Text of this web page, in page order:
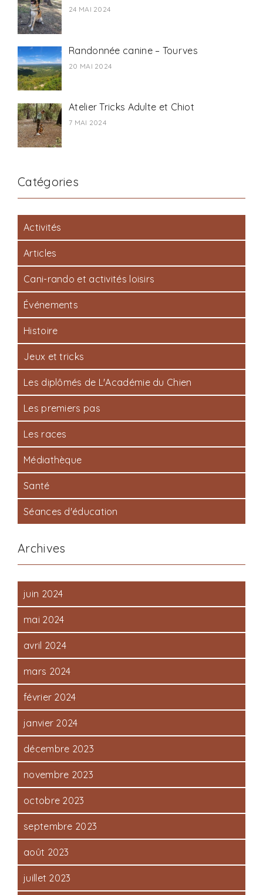
24 MAI 2024
Randonnée canine – Tourves
20 MAI 2024
Atelier Tricks Adulte et Chiot
7 MAI 2024
Catégories
Activités
Articles
Cani-rando et activités loisirs
Événements
Histoire
Jeux et tricks
Les diplômés de L'Académie du Chien
Les premiers pas
Les races
Médiathèque
Santé
Séances d'éducation
Archives
juin 2024
mai 2024
avril 2024
mars 2024
février 2024
janvier 2024
décembre 2023
novembre 2023
octobre 2023
septembre 2023
août 2023
juillet 2023